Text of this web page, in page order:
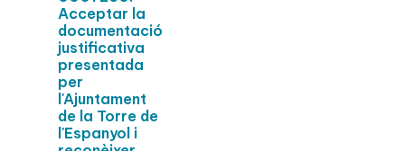
Acceptar la
documentació
justificativa
presentada
per
l'Ajuntament
de la Torre de
l'Espanyol i